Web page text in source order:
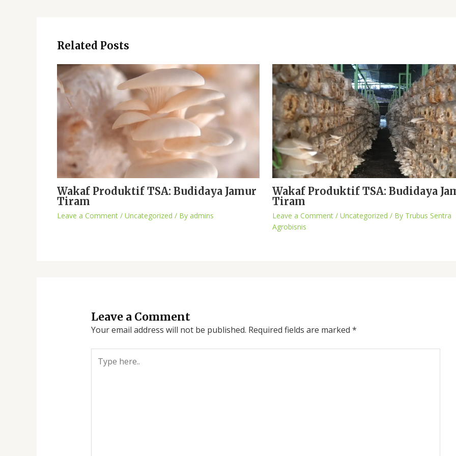
Related Posts
Wakaf Produktif TSA: Budidaya Jamur
Tiram
Leave a Comment / Uncategorized / By admins
Wakaf Produktif TSA: Budidaya
Tiram
Leave a Comment / Uncategorized / By Trubus Sentra
Agrobisnis
Leave a Comment
Your email address will not be published. Required fields are marked *
here..